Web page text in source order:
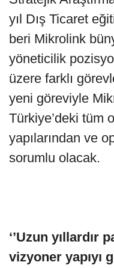
yıl Dış Ticaret
beri Mikrolink
yöneticilik
üzere farklı
yeni göreviyle
Türkiye’deki tüm
yapılarından ve
sorumlu olacak.
‘’Uzun yıllardır
vizyoner yapıyı